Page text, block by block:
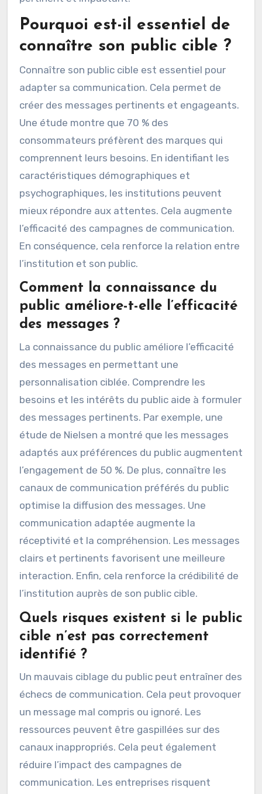
messages adaptés à des segments spécifiques
augmentent l’engagement de 30 %. De plus, la
compréhension des besoins et des attentes du
public permet de créer un message plus
pertinent et impactant.
Pourquoi est-il essentiel de
connaître son public cible ?
Connaître son public cible est essentiel pour
adapter sa communication. Cela permet de
créer des messages pertinents et engageants.
Une étude montre que 70 % des
consommateurs préfèrent des marques qui
comprennent leurs besoins. En identifiant les
psychographiques, les institutions peuvent
mieux répondre aux attentes. Cela augmente
l’efficacité des campagnes de communication.
En conséquence, cela renforce la relation entre
l’institution et son public.
Comment la connaissance du
public améliore-t-elle l’efficacité
des messages ?
La connaissance du public améliore l’efficacité
des messages en permettant une
personnalisation ciblée. Comprendre les
besoins et les intérêts du public aide à formuler
des messages pertinents. Par exemple, une
étude de Nielsen a montré que les messages
adaptés aux préférences du public augmentent
l’engagement de 50 %. De plus, connaître les
canaux de communication préférés du public
communication adaptée augmente la
réceptivité et la compréhension. Les messages
clairs et pertinents favorisent une meilleure
interaction. Enfin, cela renforce la crédibilité de
l’institution auprès de son public cible.
Quels risques existent si le public
cible n’est pas correctement
identifié ?
Un mauvais ciblage du public peut entraîner des